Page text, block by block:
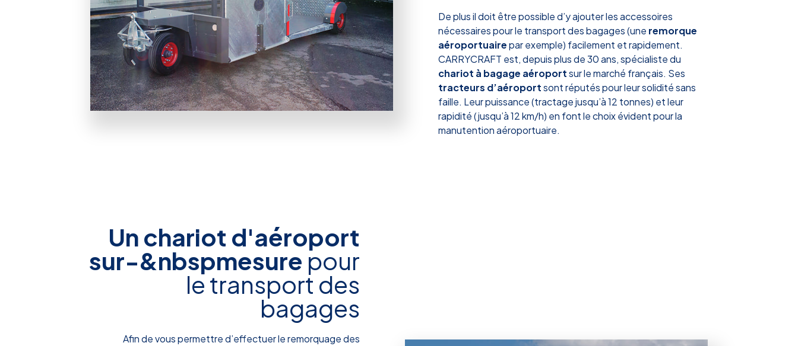
De plus il doit être possible d’y ajouter les accessoires
nécessaires pour le transport des bagages (une remorque
aéroportuairepar exemple) facilement et rapidement.
CARRYCRAFT est, depuis plus de 30 ans, spécialiste du
chariot à bagage aéroportsur le marché français. Ses
tracteurs d’aéroportsont réputés pour leur solidité sans
faille. Leur puissance (tractage jusqu’à 12 tonnes) et leur
rapidité (jusqu’à 12 km/h) en font le choix évident pour la
manutention aéroportuaire.
Un chariot d'aéroport
sur-&nbspmesure pour
le transport des
bagages
Afin de vous permettre d’effectuer le remorquage des